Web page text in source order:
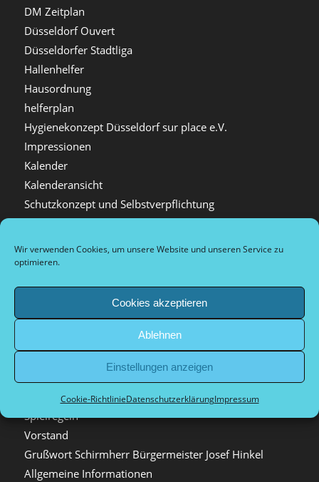
Wir verwenden Cookies, um unsere Website und unseren Service zu
optimieren.
Cookies akzeptieren
Ablehnen
Einstellungen anzeigen
Cookie-RichtlinieDatenschutzerklärungImpressum
DM Zeitplan
Düsseldorf Ouvert
Düsseldorfer Stadtliga
Hallenhelfer
Hausordnung
helferplan
Hygienekonzept Düsseldorf sur place e.V.
Impressionen
Kalender
Kalenderansicht
Schutzkonzept und Selbstverpflichtung
sur place & friends
Training bei Düsseldorf sur place
Sommerliga
Der Verein
Spielregeln
Vorstand
Grußwort Schirmherr Bürgermeister Josef Hinkel
Allgemeine Informationen